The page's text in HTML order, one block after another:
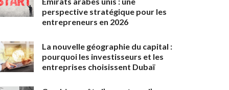
perspective stratégique pour les
entrepreneurs en 2026
La nouvelle géographie du capital :
pourquoi les investisseurs et les
entreprises choisissent Dubaï